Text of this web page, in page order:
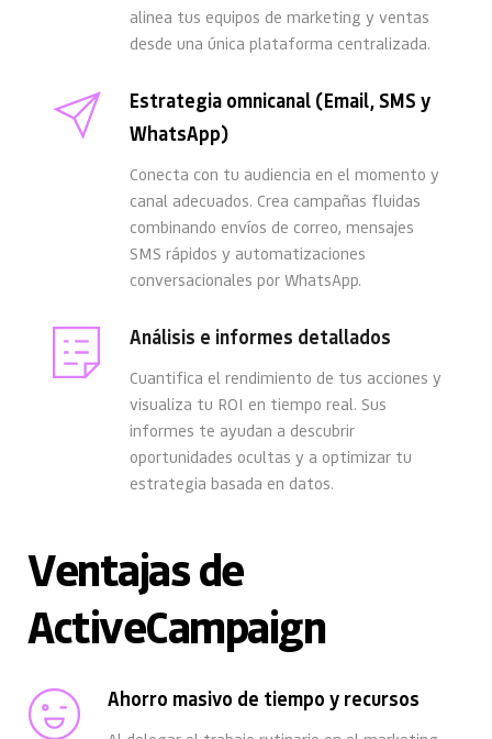
alinea tus equipos de marketing y ventas
desde una única plataforma centralizada.
Estrategia omnicanal (Email, SMS y
WhatsApp)
Conecta con tu audiencia en el momento y
canal adecuados. Crea campañas fluidas
combinando envíos de correo, mensajes
SMS rápidos y automatizaciones
conversacionales por WhatsApp.
Análisis e informes detallados
Cuantifica el rendimiento de tus acciones y
visualiza tu ROI en tiempo real. Sus
informes te ayudan a descubrir
oportunidades ocultas y a optimizar tu
estrategia basada en datos.
Ventajas de
ActiveCampaign
Ahorro masivo de tiempo y recursos